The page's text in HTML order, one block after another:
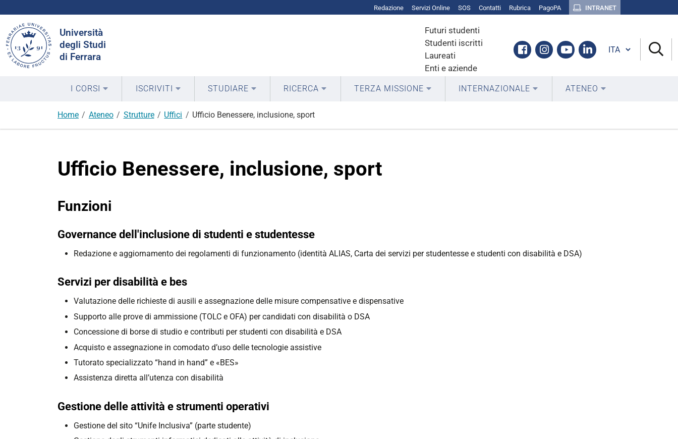
Redazione Servizi Online SOS Contatti Rubrica PagoPA INTRANET
Università
degli Studi
di Ferrara
Futuri studenti
Studenti iscritti
Laureati
Enti e aziende
Facebook
Instagram
YoutubeLinkedin
nel
sito
Cambia lingua
I CORSI ISCRIVITI STUDIARE RICERCA TERZA MISSIONE INTERNAZIONALE ATENEO
Home Ateneo Strutture Uffici Ufficio Benessere, inclusione, sport
Ufficio Benessere, inclusione, sport
Funzioni
Governance dell'inclusione di studenti e studentesse
Redazione e aggiornamento dei regolamenti di funzionamento (identità ALIAS, Carta dei servizi per studentesse e studenti con disabilità e DSA)
Servizi per disabilità e bes
Valutazione delle richieste di ausili e assegnazione delle misure compensative e dispensative
Supporto alle prove di ammissione (TOLC e OFA) per candidati con disabilità o DSA
Concessione di borse di studio e contributi per studenti con disabilità e DSA
Acquisto e assegnazione in comodato d’uso delle tecnologie assistive
Tutorato specializzato “hand in hand” e «BES»
Assistenza diretta all’utenza con disabilità
Gestione delle attività e strumenti operativi
Gestione del sito “Unife Inclusiva” (parte studente)